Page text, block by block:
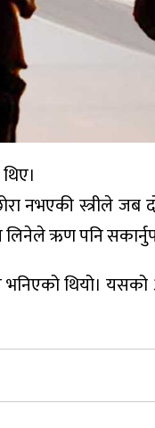
स्त्रीले जब
लिनेले ऋण पनि
भनिएको थियो।